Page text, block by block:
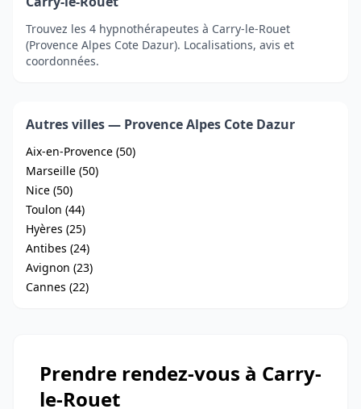
Trouvez les 4 hypnothérapeutes à Carry-le-Rouet
(Provence Alpes Cote Dazur). Localisations, avis et
coordonnées.
Autres villes — Provence Alpes Cote Dazur
Aix-en-Provence (50)
Marseille (50)
Nice (50)
Toulon (44)
Hyères (25)
Antibes (24)
Avignon (23)
Cannes (22)
Prendre rendez-vous à Carry-
le-Rouet